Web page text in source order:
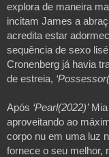
explora de maneira
incitam James a
acredita estar
sequência de sexo
Cronenberg já havia
de estreia,
Após ‘Pearl(2022)’ Mia
aproveitando ao
corpo nu em uma luz
fornece o seu melhor,